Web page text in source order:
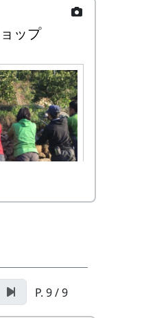
現状と課題
建築学研究
トウ・棚田を
歴史学科4回
江戸時代の神
史学科教授
歴史学科4回
音
歴史学科教授
山寺
勢20数名の
ークショッ
らも参加が
心もバラバ
んだメンバー
ップ
P. 9 / 9